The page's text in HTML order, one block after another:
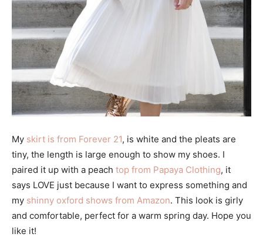
My skirt is from Forever 21, is white and the pleats are
tiny, the length is large enough to show my shoes. I
paired it up with a peach top from Papaya Clothing, it
says LOVE just because I want to express something and
my shinny oxford shows from Amazon. This look is girly
and comfortable, perfect for a warm spring day. Hope you
like it!